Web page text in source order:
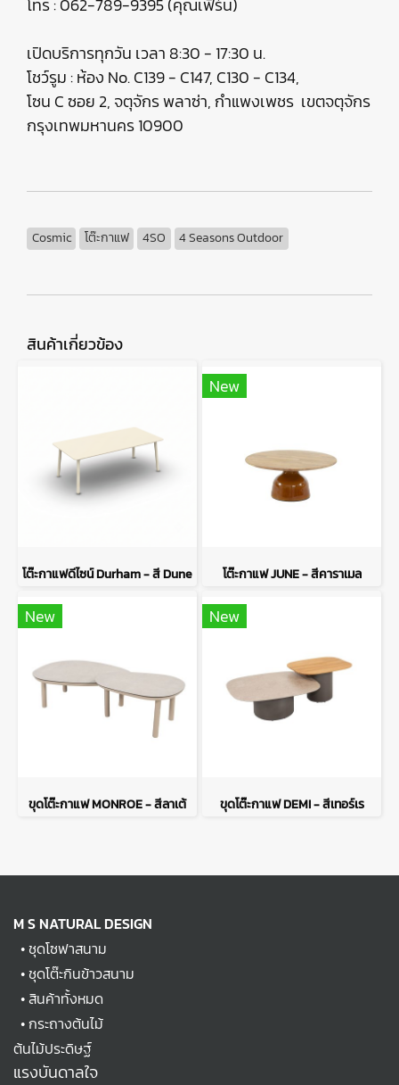
โทร : 062-789-9395 (คุณเฟิร์น)
เปิดบริการทุกวัน เวลา 8:30 - 17:30 น.
โชว์รูม : ห้อง No. C139 - C147, C130 - C134,
โซน C ซอย 2, จตุจักร พลาซ่า, กำแพงเพชร เขตจตุจักร
กรุงเทพมหานคร 10900
Cosmic โต๊ะกาแฟ 4SO 4 Seasons Outdoor
สินค้าเกี่ยวข้อง
โต๊ะกาแฟดีไซน์ Durham - สี Dune
New
โต๊ะกาแฟ JUNE - สีคาราเมล
New
ขุดโต๊ะกาแฟ MONROE - สีลาเต้
New
ขุดโต๊ะกาแฟ DEMI - สีเทอร์เร
M S NATURAL DESIGN
•ชุดโซฟาสนาม
•ชุดโต๊ะกินข้าวสนาม
•สินค้าทั้งหมด
•กระถางต้นไม้
ต้นไม้ประดิษฐ์
แรงบันดาลใจ